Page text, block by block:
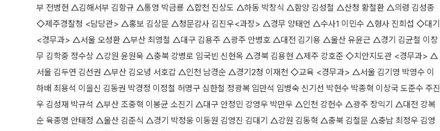
부 전병현 △김해서부 김항규 △통영 박금룡 △합천 진상도 △하동 박창식 △함양 김성철 △산청 황철환 △의령 김성종
◇제주경찰청 <담당관> △홍보 김상문 △청문감사 김진우<과장> △경무 양태언 △수사1 이민수 △형사 진희섭 ◇대기
<경무과> △서울 오성환 △부산 최영철 △대구 김용주 △광주 안병호 △대전 김기용 △울산 유윤근 △경기 김균철 이창
무 김학중 정수상 △강원 윤원욱 △충북 강병로 임국빈 신현옥 △경북 김용현 △제주 강호준 ◇치안지도관 <경무과> △
서울 김두연 김선권 △부산 김오녕 서호갑 △인천 남경순 △경기2청 이재천 ◇교육 <경무과> △서울 김기영 박영수 이
하배 최용석 이을신 김동권 박경정 이정철 허명구 심한철 정광복 임만석 임병숙 신기선 박현수 박종혁 이상국 도준수 주진
우 김성재 박규석 △부산 조중혁 이봉균 소진기 △대구 안정민 강영우 박만우 △인천 강헌수 △광주 장익기 △대전 강복
순 육종명 안태정 △울산 김준식 △경기 박정웅 이동원 김영진 김대기 △강원 김동혁 △충북 김철문 △충남 최정우 김영